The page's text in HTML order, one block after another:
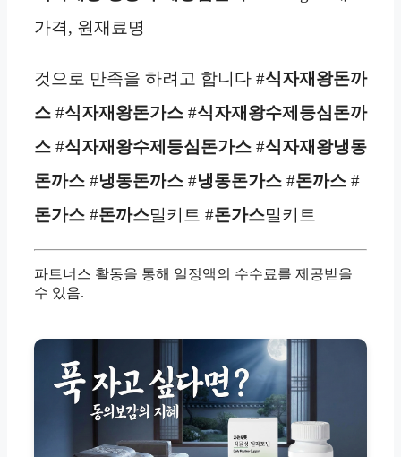
가격, 원재료명
것으로 만족을 하려고 합니다 #식자재왕돈까
스 #식자재왕돈가스 #식자재왕수제등심돈까
스 #식자재왕수제등심돈가스 #식자재왕냉동
돈까스 #냉동돈까스 #냉동돈가스 #돈까스 #
돈가스 #돈까스밀키트 #돈가스밀키트
파트너스 활동을 통해 일정액의 수수료를 제공받을
수 있음.